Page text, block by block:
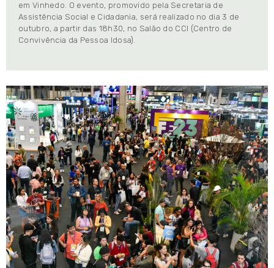
em Vinhedo. O evento, promovido pela Secretaria de
Assistência Social e Cidadania, será realizado no dia 3 de
outubro, a partir das 18h30, no Salão do CCI (Centro de
Convivência da Pessoa Idosa).